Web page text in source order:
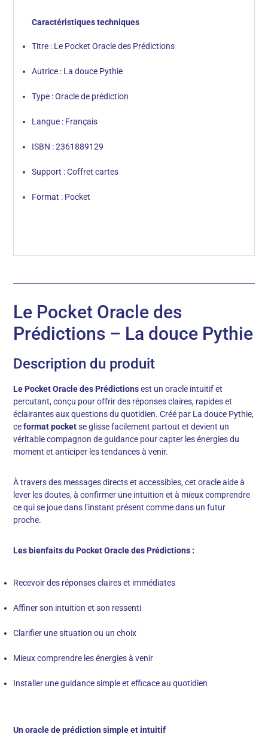
Caractéristiques techniques
Titre : Le Pocket Oracle des Prédictions
Autrice : La douce Pythie
Type : Oracle de prédiction
Langue : Français
ISBN : 2361889129
Support : Coffret cartes
Format : Pocket
Le Pocket Oracle des
Prédictions – La douce Pythie
Description du produit
Le Pocket Oracle des Prédictionsest un oracle intuitif et
percutant, conçu pour offrir des réponses claires, rapides et
éclairantes aux questions du quotidien. Créé par La douce Pythie,
ceformat pocketse glisse facilement partout et devient un
véritable compagnon de guidance pour capter les énergies du
moment et anticiper les tendances à venir.
À travers des messages directs et accessibles, cet oracle aide à
lever les doutes, à confirmer une intuition et à mieux comprendre
ce qui se joue dans l’instant présent comme dans un futur
proche.
Les bienfaits du Pocket Oracle des Prédictions :
Recevoir des réponses claires et immédiates
Affiner son intuition et son ressenti
Clarifier une situation ou un choix
Mieux comprendre les énergies à venir
Installer une guidance simple et efficace au quotidien
Un oracle de prédiction simple et intuitif